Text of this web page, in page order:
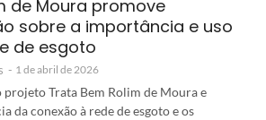
de Moura promove
sobre a importância e uso
de esgoto
- 1 de abril de 2026
Trata Bem Rolim de Moura e
da conexão à rede de esgoto e os